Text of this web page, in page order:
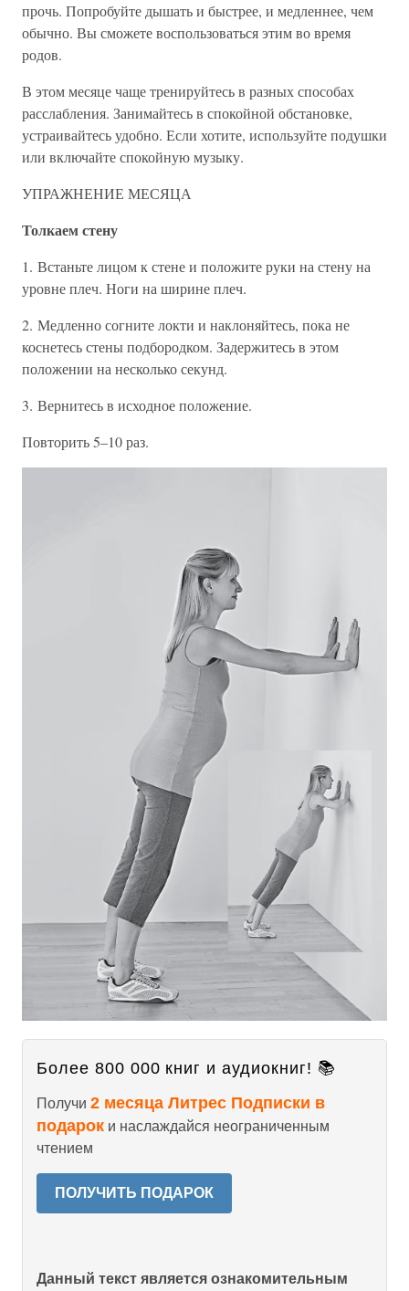
прочь. Попробуйте дышать и быстрее, и медленнее, чем
обычно. Вы сможете воспользоваться этим во время
родов.
В этом месяце чаще тренируйтесь в разных способах
расслабления. Занимайтесь в спокойной обстановке,
устраивайтесь удобно. Если хотите, используйте подушки
или включайте спокойную музыку.
УПРАЖНЕНИЕ МЕСЯЦА
Толкаем стену
1. Встаньте лицом к стене и положите руки на стену на
уровне плеч. Ноги на ширине плеч.
2. Медленно согните локти и наклоняйтесь, пока не
коснетесь стены подбородком. Задержитесь в этом
положении на несколько секунд.
3. Вернитесь в исходное положение.
Повторить 5–10 раз.
Более 800 000 книг и аудиокниг! 📚
Получи 2 месяца Литрес Подписки в
подарок и наслаждайся неограниченным
чтением
ПОЛУЧИТЬ ПОДАРОК
Данный текст является ознакомительным